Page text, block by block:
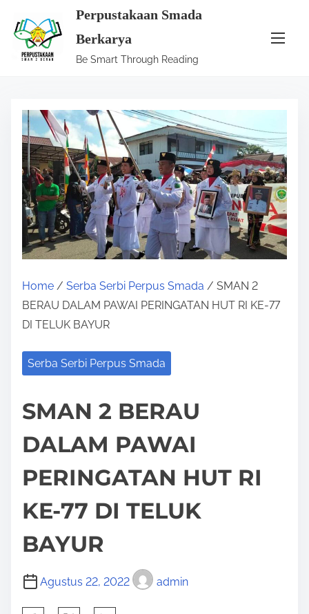
Perpustakaan Smada
Berkarya
Be Smart Through Reading
Home / Serba Serbi Perpus Smada / SMAN 2
BERAU DALAM PAWAI PERINGATAN HUT RI KE-77
DI TELUK BAYUR
Serba Serbi Perpus Smada
SMAN 2 BERAU
DALAM PAWAI
PERINGATAN HUT RI
KE-77 DI TELUK
BAYUR
Agustus 22, 2022 admin